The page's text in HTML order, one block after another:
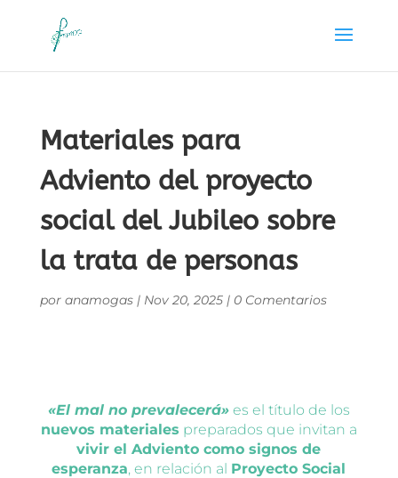
Materiales para
Adviento del proyecto
social del Jubileo sobre
la trata de personas
por anamogas| Nov 20, 2025| 0 Comentarios
«El mal no prevalecerá»es el título de los
nuevos materiales preparados que invitan a
vivir el Adviento como signos de
esperanza, en relación al Proyecto Social